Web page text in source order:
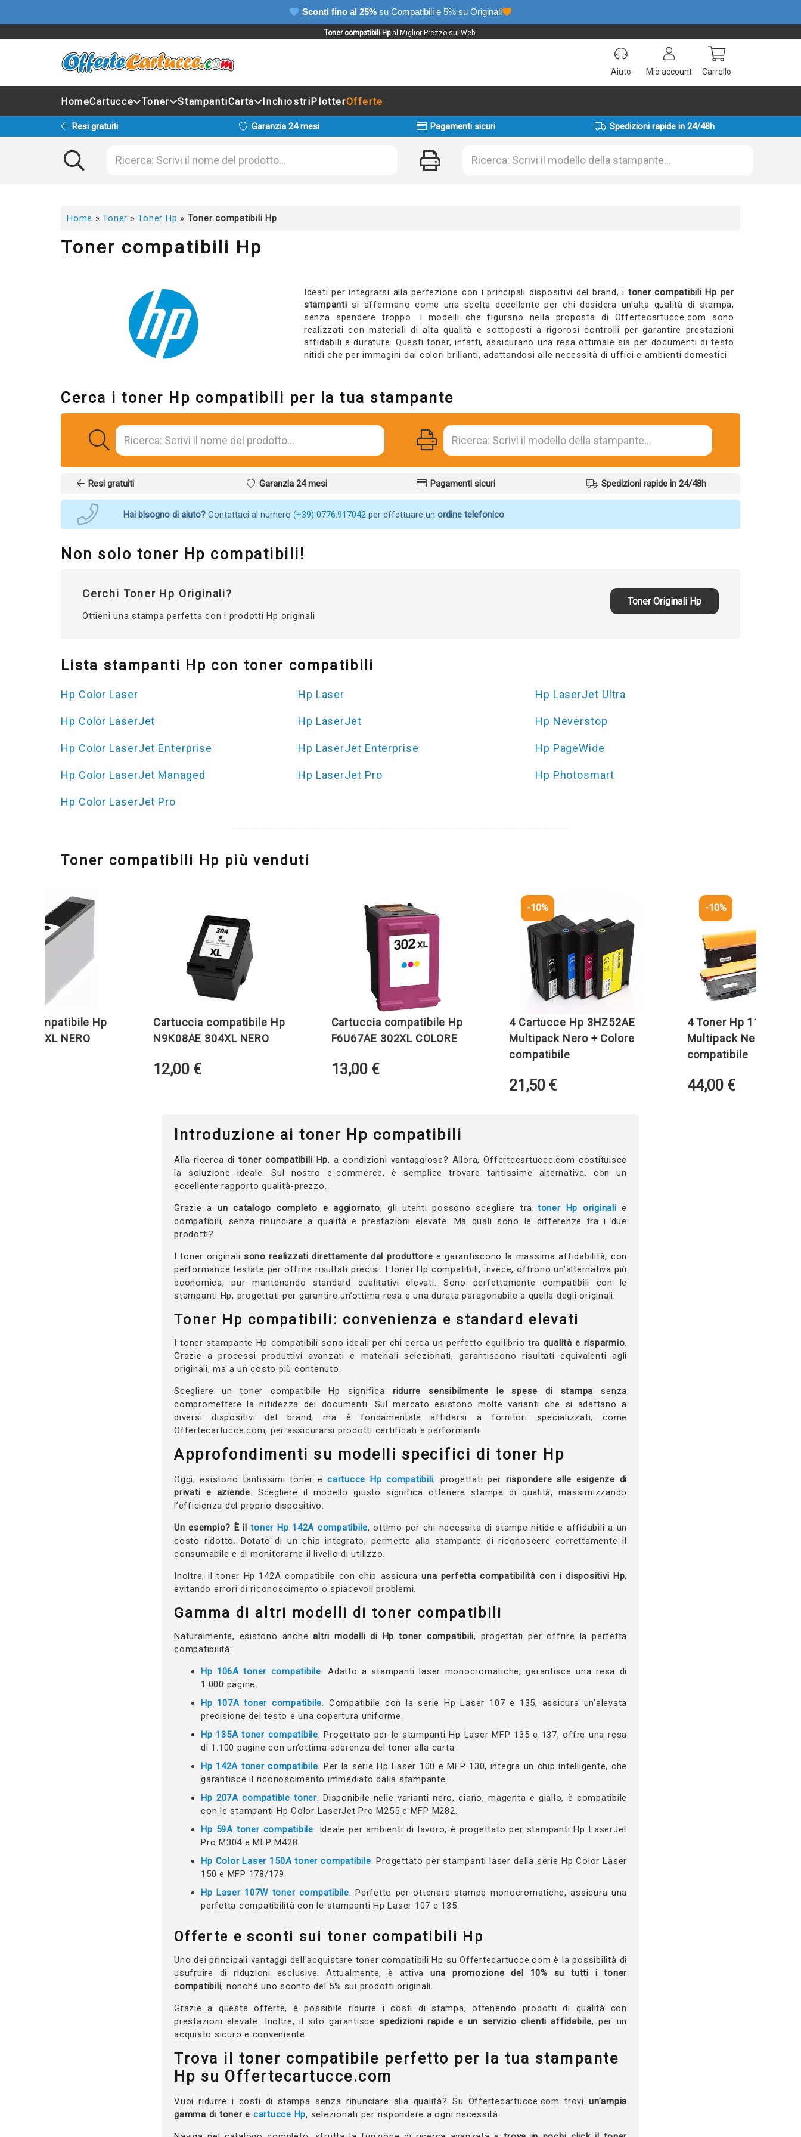
Sconti fino al 25% su Compatibili e 5% su Originali
Toner compatibili Hpal Miglior Prezzo sul Web!
Aiuto Mio account Carrello
HomeCartucce Toner StampantiCarta InchiostriPlotterOfferte
Resi gratuiti Garanzia 24 mesi Pagamenti sicuri Spedizioni rapide in 24/48h
Home »Toner »Toner Hp » Toner compatibili Hp
Toner compatibili Hp
Ideati per integrarsi alla perfezione con i principali dispositivi del brand, i toner compatibili Hp per
stampanti si affermano come una scelta eccellente per chi desidera un'alta qualità di stampa,
senza spendere troppo. I modelli che figurano nella proposta di Offertecartucce.com sono
realizzati con materiali di alta qualità e sottoposti a rigorosi controlli per garantire prestazioni
affidabili e durature. Questi toner, infatti, assicurano una resa ottimale sia per documenti di testo
nitidi che per immagini dai colori brillanti, adattandosi alle necessità di uffici e ambienti domestici.
Cerca i toner Hp compatibili per la tua stampante
Resi gratuiti Garanzia 24 mesi Pagamenti sicuri Spedizioni rapide in 24/48h
Hai bisogno di aiuto? Contattaci al numero (+39) 0776.917042 per effettuare un ordine telefonico
Non solo toner Hp compatibili!
Cerchi Toner Hp Originali?
Ottieni una stampa perfetta con i prodotti Hp originali
Toner Originali Hp
Lista stampanti Hp con toner compatibili
Hp Color Laser
Hp Color LaserJet
Hp Color LaserJet Enterprise
Hp Color LaserJet Managed
Hp Color LaserJet Pro
Hp Laser
Hp LaserJet
Hp LaserJet Enterprise
Hp LaserJet Pro
Hp LaserJet Ultra
Hp Neverstop
Hp PageWide
Hp Photosmart
Toner compatibili Hp più venduti
Hp
NERO
Cartuccia compatibile Hp
N9K08AE 304XL NERO
12,00€
Cartuccia compatibile Hp
F6U67AE 302XL COLORE
13,00€
4 Cartucce Hp 3HZ52AE
Multipack Nero + Colore
compatibile
21,50€
4 Toner Hp 117A-SERIE
Multipack Nero + Colore
compatibile
44,00€
Introduzione ai toner Hp compatibili
Alla ricerca ditoner compatibili Hp, a condizioni vantaggiose? Allora, Offertecartucce.com costituisce
la soluzione ideale. Sul nostro e-commerce, è semplice trovare tantissime alternative, con un
eccellente rapporto qualità-prezzo.
Grazie a un catalogo completo e aggiornato, gli utenti possono scegliere tra toner Hp originali e
compatibili, senza rinunciare a qualità e prestazioni elevate. Ma quali sono le differenze tra i due
prodotti?
I toner originali sono realizzati direttamente dal produttore e garantiscono la massima affidabilità, con
performance testate per offrire risultati precisi. I toner Hp compatibili, invece, offrono un’alternativa più
economica, pur mantenendo standard qualitativi elevati. Sono perfettamente compatibili con le
stampanti Hp, progettati per garantire un’ottima resa e una durata paragonabile a quella degli originali.
Toner Hp compatibili: convenienza e standard elevati
I toner stampante Hp compatibili sono ideali per chi cerca un perfetto equilibrio tra qualità e risparmio.
Grazie a processi produttivi avanzati e materiali selezionati, garantiscono risultati equivalenti agli
originali, ma a un costo più contenuto.
Scegliere un toner compatibile Hp significa ridurre sensibilmente le spese di stampa senza
compromettere la nitidezza dei documenti. Sul mercato esistono molte varianti che si adattano a
diversi dispositivi del brand, ma è fondamentale affidarsi a fornitori specializzati, come
Offertecartucce.com, per assicurarsi prodotti certificati e performanti.
Approfondimenti su modelli specifici di toner Hp
Oggi, esistono tantissimi toner ecartucce Hp compatibili, progettati per rispondere alle esigenze di
privati e aziende. Scegliere il modello giusto significa ottenere stampe di qualità, massimizzando
l’efficienza del proprio dispositivo.
Un esempio? È iltoner Hp 142A compatibile, ottimo per chi necessita di stampe nitide e affidabili a un
costo ridotto. Dotato di un chip integrato, permette alla stampante di riconoscere correttamente il
consumabile e di monitorarne il livello di utilizzo.
Inoltre, il toner Hp 142A compatibile con chip assicura una perfetta compatibilità con i dispositivi Hp,
evitando errori di riconoscimento o spiacevoli problemi.
Gamma di altri modelli di toner compatibili
Naturalmente, esistono anchealtri modelli di Hp toner compatibili, progettati per offrire la perfetta
compatibilità:
Hp 106A toner compatibile. Adatto a stampanti laser monocromatiche, garantisce una resa di
1.000 pagine.
Hp 107A toner compatibile. Compatibile con la serie Hp Laser 107 e 135, assicura un’elevata
precisione del testo e una copertura uniforme.
Hp 135A toner compatibile. Progettato per le stampanti Hp Laser MFP 135 e 137, offre una resa
di 1.100 pagine con un’ottima aderenza del toner alla carta.
Hp 142A toner compatibile. Per la serie Hp Laser 100 e MFP 130, integra un chip intelligente, che
garantisce il riconoscimento immediato dalla stampante.
Hp 207A compatible toner. Disponibile nelle varianti nero, ciano, magenta e giallo, è compatibile
con le stampanti Hp Color LaserJet Pro M255 e MFP M282.
Hp 59A toner compatibile. Ideale per ambienti di lavoro, è progettato per stampanti Hp LaserJet
Pro M304 e MFP M428.
Hp Color Laser 150A toner compatibile. Progettato per stampanti laser della serie Hp Color Laser
150 e MFP 178/179.
Hp Laser 107W toner compatibile. Perfetto per ottenere stampe monocromatiche, assicura una
perfetta compatibilità con le stampanti Hp Laser 107 e 135.
Offerte e sconti sui toner compatibili Hp
Uno dei principali vantaggi dell’acquistare toner compatibili Hp su Offertecartucce.com è la possibilità di
usufruire di riduzioni esclusive. Attualmente, è attiva una promozione del 10% su tutti i toner
compatibili, nonché uno sconto del 5% sui prodotti originali.
Grazie a queste offerte, è possibile ridurre i costi di stampa, ottenendo prodotti di qualità con
prestazioni elevate. Inoltre, il sito garantiscespedizioni rapide e un servizio clienti affidabile, per un
acquisto sicuro e conveniente.
Trova il toner compatibile perfetto per la tua stampante
Hp su Offertecartucce.com
Vuoi ridurre i costi di stampa senza rinunciare alla qualità? Su Offertecartucce.com trovi un’ampia
gamma di toner e cartucce Hp, selezionati per rispondere a ogni necessità.